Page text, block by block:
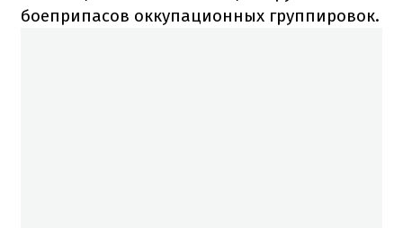
боеприпасов оккупационных группировок.